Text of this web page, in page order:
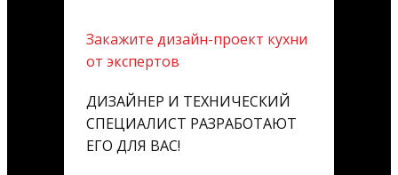
Закажите дизайн-проект кухни
от экспертов
ДИЗАЙНЕР И ТЕХНИЧЕСКИЙ
СПЕЦИАЛИСТ РАЗРАБОТАЮТ
ЕГО ДЛЯ ВАС!